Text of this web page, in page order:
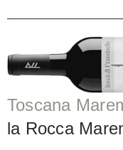
Toscana
la Rocca